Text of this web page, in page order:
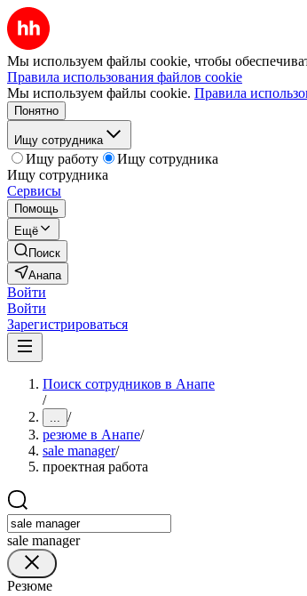
Мы используем файлы cookie, чтобы
Правила использования файлов cookie
Мы используем файлы cookie. Правила
Понятно
Ищу сотрудника
Ищу работу
Ищу сотрудника
Ищу сотрудника
Сервисы
Помощь
Ещё
Поиск
Анапа
Войти
Войти
Зарегистрироваться
Поиск сотрудников в Анапе
/
... /
резюме в Анапе/
sale manager/
проектная работа
sale manager
Резюме